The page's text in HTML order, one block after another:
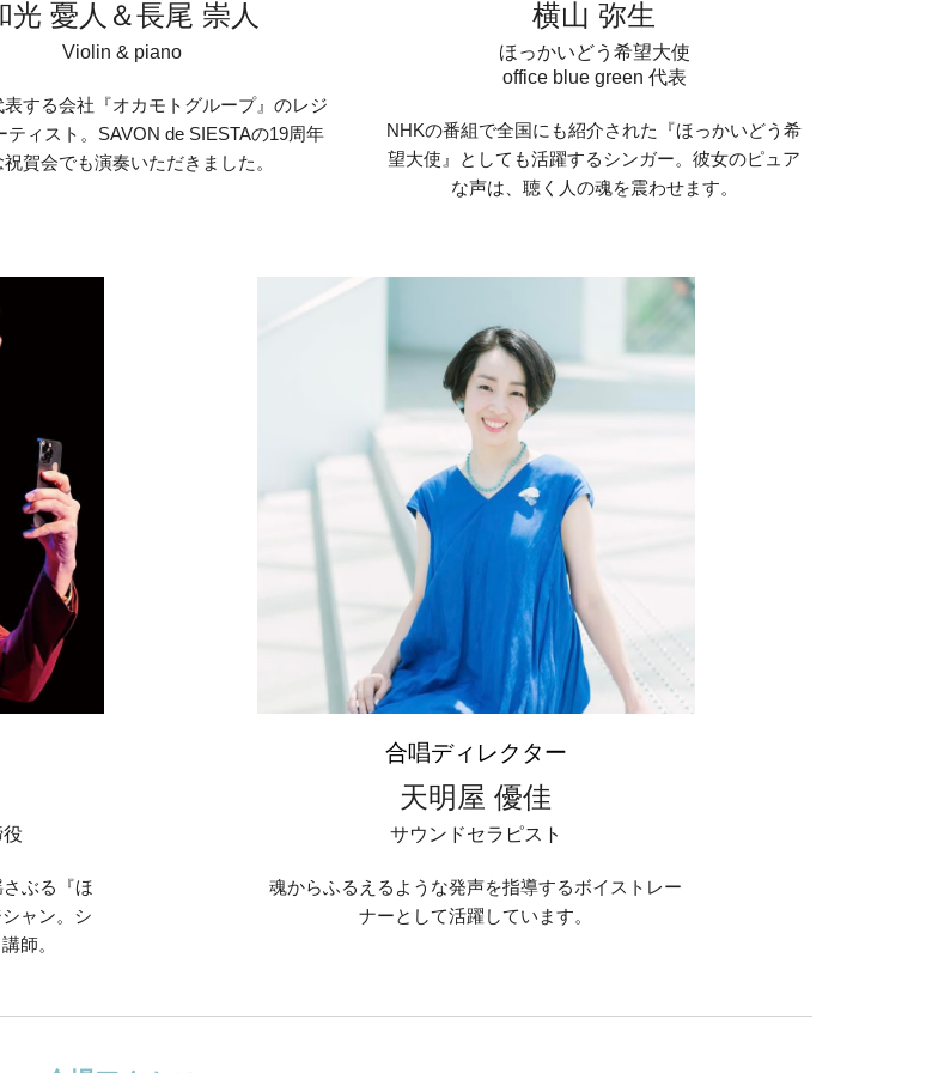
光 憂人＆長尾 崇人
Violin & piano
表する会社『オカモトグループ』のレジ
ティスト。SAVON de SIESTAの19周年
祝賀会でも演奏いただきました。
横山 弥生
ほっかいどう希望大使
office blue green 代表
NHKの番組で全国にも紹介された『ほっかいどう希
望大使』としても活躍するシンガー。彼女のピュア
な声は、聴く人の魂を震わせます。
ぶる『ほ
ャン。シ
師。
合唱ディレクター
天明屋 優佳
サウンドセラピスト
魂からふるえるような発声を指導するボイストレー
ナーとして活躍しています。